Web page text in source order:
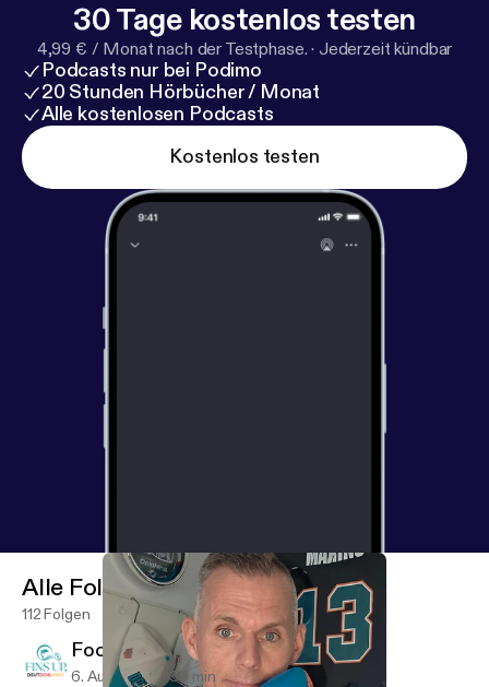
30 Tage kostenlos testen
4,99 € / Monat nach der Testphase. · Jederzeit kündbar
Podcasts nur bei Podimo
20 Stunden Hörbücher / Monat
Alle kostenlosen Podcasts
Kostenlos testen
Alle Folgen
112 Folgen
Football is back!
6. Aug. 2026 39 min